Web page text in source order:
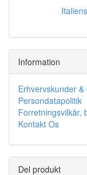
Information
Erhvervskunder
Persondatapolitik
Forretningsvilkår,
Kontakt Os
Del produkt